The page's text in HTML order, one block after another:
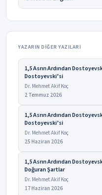
YAZARIN DIĞER YAZILARI
1,5 Asrın Ardından
Dostoyevski’si
Dr. Mehmet Akif Koç
2 Temmuz 2026
1,5 Asrın Ardından
Dostoyevski’si
Dr. Mehmet Akif Koç
25 Haziran 2026
1,5 Asrın Ardından
Doğuran Şartlar
Dr. Mehmet Akif Koç
17 Haziran 2026